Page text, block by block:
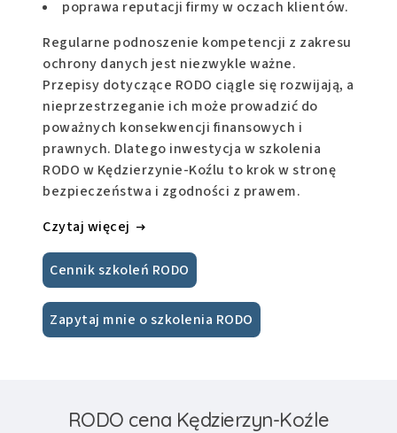
poprawa reputacji firmy w oczach klientów.
Regularne podnoszenie kompetencji z zakresu
ochrony danych jest niezwykle ważne.
Przepisy dotyczące RODO ciągle się rozwijają, a
nieprzestrzeganie ich może prowadzić do
poważnych konsekwencji finansowych i
prawnych. Dlatego inwestycja w szkolenia
RODO w Kędzierzynie-Koźlu to krok w stronę
bezpieczeństwa i zgodności z prawem.
Czytaj więcej
Cennik szkoleń RODO
Zapytaj mnie o szkolenia RODO
RODO cena Kędzierzyn-Koźle